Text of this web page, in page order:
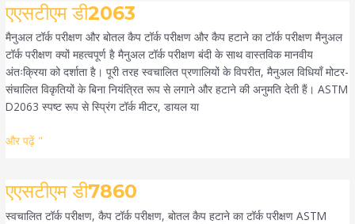
एएसटीएम डी2063
मैनुअल टॉर्क परीक्षण और बोतल कैप टॉर्क परीक्षण और कैप हटाने का टॉर्क परीक्षण मैनुअल
टॉर्क परीक्षण क्यों महत्वपूर्ण है मैनुअल टॉर्क परीक्षण बंदी के साथ वास्तविक मानवीय
अंतःक्रिया को दर्शाता है। पूरी तरह स्वचालित प्रणालियों के विपरीत, मैनुअल विधियाँ मोटर-
संचालित विकृतियों के बिना नियंत्रित रूप से लगाने और हटाने की अनुमति देती हैं। ASTM
D2063 स्पष्ट रूप से स्प्रिंग टॉर्क मीटर, डायल या
एएसटीएम
डी2063
और पढ़ें "
एएसटीएम डी7860
स्वचालित टॉर्क परीक्षण, कैप टॉर्क परीक्षण, बोतल कैप हटाने का टॉर्क परीक्षण ASTM
एएसटीएम
डी7860